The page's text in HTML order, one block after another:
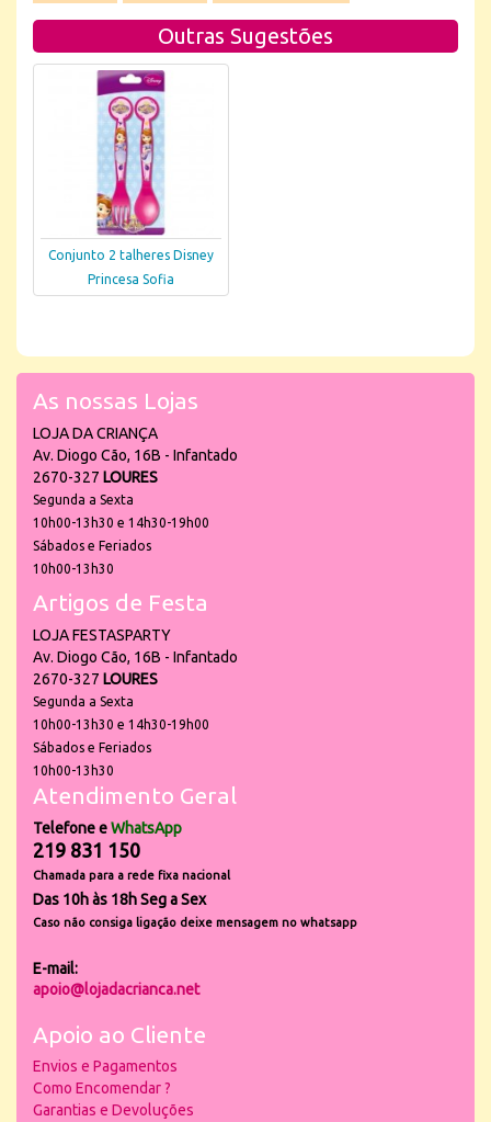
Outras Sugestões
Conjunto 2 talheres Disney
Princesa Sofia
As nossas Lojas
LOJA DA CRIANÇA
Av. Diogo Cão, 16B - Infantado
2670-327 LOURES
Segunda a Sexta
10h00-13h30 e 14h30-19h00
Sábados e Feriados
10h00-13h30
Artigos de Festa
LOJA FESTASPARTY
Av. Diogo Cão, 16B - Infantado
2670-327 LOURES
Segunda a Sexta
10h00-13h30 e 14h30-19h00
Sábados e Feriados
10h00-13h30
Atendimento Geral
Telefone eWhatsApp
219 831 150
Chamada para a rede fixa nacional
Das 10h às 18h Seg a Sex
Caso não consiga ligação deixe mensagem no whatsapp
E-mail:
apoio@lojadacrianca.net
Apoio ao Cliente
Envios e Pagamentos
Como Encomendar ?
Garantias e Devoluções